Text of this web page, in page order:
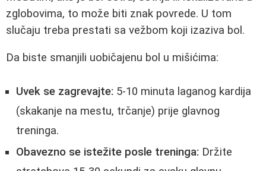
zglobovima, to može biti znak povrede. U tom
slučaju treba prestati sa vežbom koji izaziva bol.
Da biste smanjili uobičajenu bol u mišićima:
Uvek se zagrevajte: 5-10 minuta laganog kardija
(skakanje na mestu, trčanje) prije glavnog
treninga.
Obavezno se istežite posle treninga: Držite